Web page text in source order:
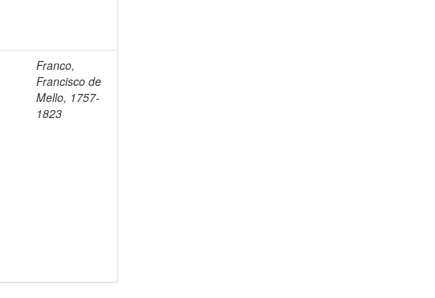
Franco,
Francisco de
Mello, 1757-
1823